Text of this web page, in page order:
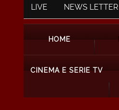
LIVE NEWS LETTER
HOME
CINEMA E SERIE TV